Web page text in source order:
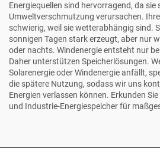
Energiequellen sind hervorragend, da sie
Umweltverschmutzung verursachen.
schwierig, weil sie wetterabhängig sind.
sonnigen Tagen stark erzeugt, aber nur
oder nachts. Windenergie entsteht nur
Daher unterstützen Speicherlösungen.
Solarenergie oder Windenergie anfällt,
die spätere Nutzung, sodass wir uns
Energien verlassen können. Erkunden
und Industrie-Energiespeicherfür